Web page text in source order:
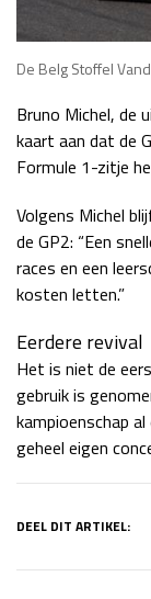
De Belg Stoffel
Bruno Michel, de
kaart aan dat de
Formule 1-zitje
Volgens Michel
de GP2: “Een
races en een
kosten letten.”
Eerdere revival
Het is niet de
gebruik is
kampioenschap
geheel eigen
DEEL DIT ARTIKEL: